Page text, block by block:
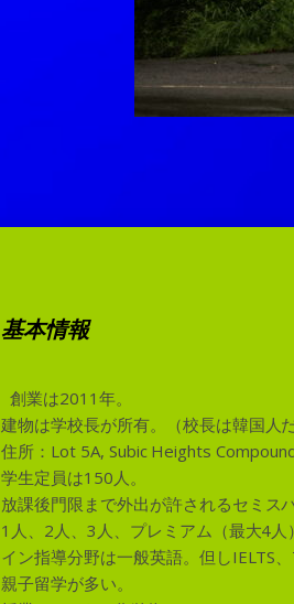
基本情報
創業は2011年。
建物は学校長が所有。（校長は韓国人
住所：Lot 5A, Subic Heights
学生定員は150人。
放課後門限まで外出が許されるセミス
1人、2人、3人、プレミアム（最大4
イン指導分野は一般英語。但しIELTS
親子留学が多い。